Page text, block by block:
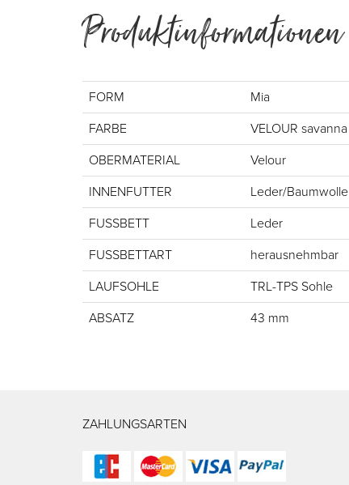
Produktinformationen
FORM Mia
FARBE VELOUR savanna
OBERMATERIAL Velour
INNENFUTTER Leder/Baumwolle
FUSSBETT Leder
FUSSBETTART herausnehmbar
LAUFSOHLE TRL-TPS Sohle
ABSATZ 43 mm
ZAHLUNGSARTEN